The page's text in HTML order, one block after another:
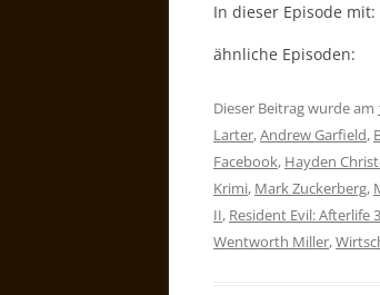
In dieser Episode mit:
ähnliche Episoden:
Dieser Beitrag wurde am
Larter,Andrew Garfield,
Facebook, Hayden
Krimi, Mark Zuckerberg,
II, Resident Evil: Afterlife
Wentworth Miller,